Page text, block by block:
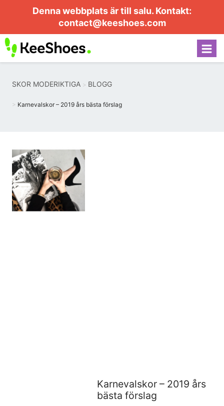
Denna webbplats är till salu. Kontakt:
contact@keeshoes.com
SKOR MODERIKTIGA BLOGG
Karnevalskor – 2019 års bästa förslag
Karnevalskor – 2019 års
bästa förslag